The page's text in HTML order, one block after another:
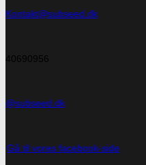
Kontakt@subseed.dk
40690956
@subseed.dk
Gå til vores facebook-side